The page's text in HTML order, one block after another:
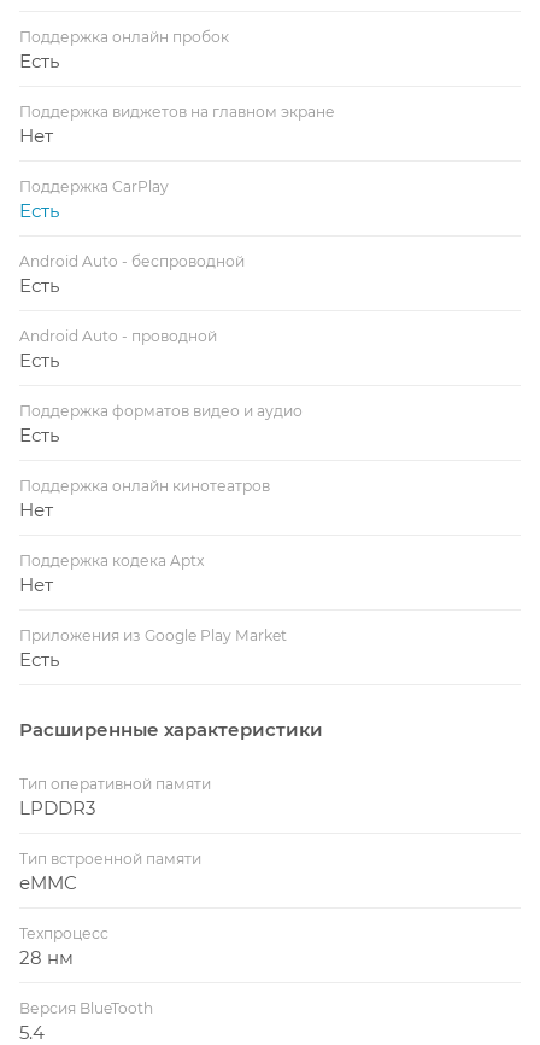
Поддержка онлайн пробок
Есть
Поддержка виджетов на главном экране
Нет
Поддержка CarPlay
Есть
Android Auto - беспроводной
Есть
Android Auto - проводной
Есть
Поддержка форматов видео и аудио
Есть
Поддержка онлайн кинотеатров
Нет
Поддержка кодека Aptx
Нет
Приложения из Google Play Market
Есть
Расширенные характеристики
Тип оперативной памяти
LPDDR3
Тип встроенной памяти
eMMC
Техпроцесс
28 нм
Версия BlueTooth
5.4